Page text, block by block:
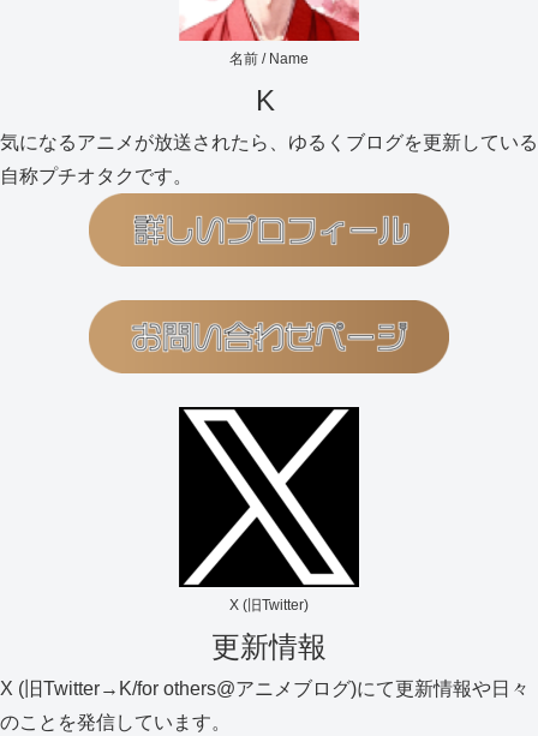
名前 / Name
K
気になるアニメが放送されたら、ゆるくブログを更新している
自称プチオタクです。
X (旧Twitter)
更新情報
X (旧Twitter→K/for others@アニメブログ)にて更新情報や日々
のことを発信しています。